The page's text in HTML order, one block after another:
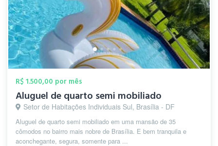
R$ 1.500,00 por mês
Aluguel de quarto semi mobiliado
Setor de Habitações Individuais Sul, Brasília - DF
Aluguel de quarto semi mobiliado em uma mansão de 35
cômodos no bairro mais nobre de Brasília. E bem tranquila e
aconchegante, segura, somente para ...